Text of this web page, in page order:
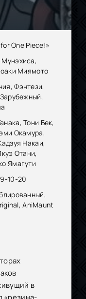
One Piece!»
Миямото
Фэнтези,
Тони Бек,
Окамура,
Накаи,
Отани,
Ямагути
10-20
AniMaunt
в